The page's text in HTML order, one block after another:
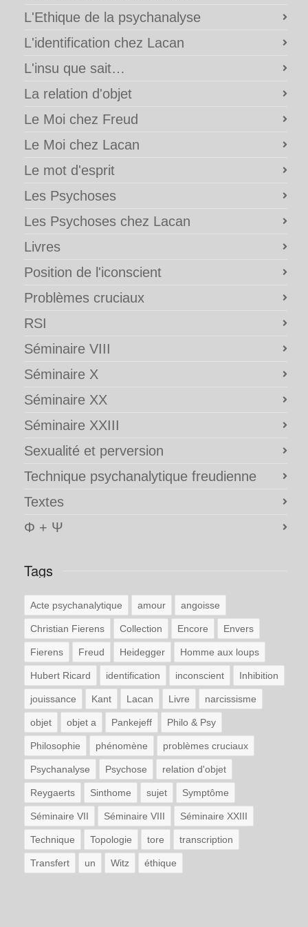
L'Ethique de la psychanalyse
L'identification chez Lacan
L'insu que sait…
La relation d'objet
Le Moi chez Freud
Le Moi chez Lacan
Le mot d'esprit
Les Psychoses
Les Psychoses chez Lacan
Livres
Position de l'iconscient
Problèmes cruciaux
RSI
Séminaire VIII
Séminaire X
Séminaire XX
Séminaire XXIII
Sexualité et perversion
Technique psychanalytique freudienne
Textes
Φ + Ψ
Tags
Acte psychanalytique amour angoisse
Christian Fierens Collection Encore Envers
Fierens Freud Heidegger Homme aux loups
Hubert Ricard identification inconscient Inhibition
jouissance Kant Lacan Livre narcissisme
objet objet a Pankejeff Philo & Psy
Philosophie phénomène problèmes cruciaux
Psychanalyse Psychose relation d'objet
Reygaerts Sinthome sujet Symptôme
Séminaire VII Séminaire VIII Séminaire XXIII
Technique Topologie tore transcription
Transfert un Witz éthique